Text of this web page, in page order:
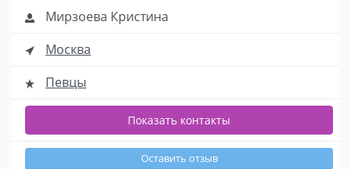
Мирзоева Кристина
Москва
Певцы
Показать контакты
Оставить отзыв